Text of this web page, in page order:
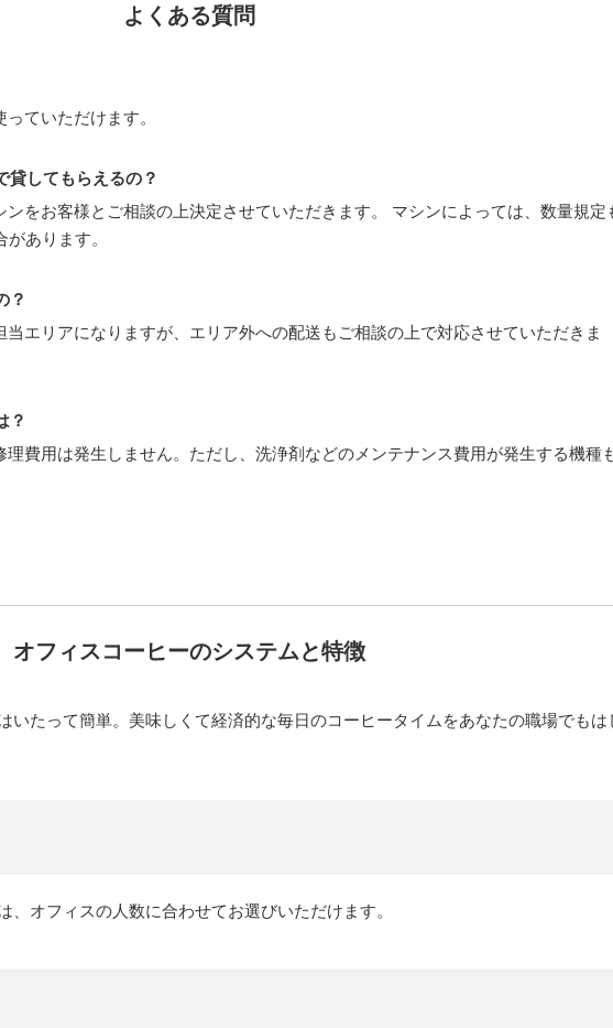
よくある質問
ていただけます。
貸してもらえるの？
をお客様とご相談の上決定させていただきます。 マシンによっては、数量規定
あります。
？
エリアになりますが、エリア外への配送もご相談の上で対応させていただきま
？
費用は発生しません。ただし、洗浄剤などのメンテナンス費用が発生する機種
オフィスコーヒーのシステムと特徴
いたって簡単。美味しくて経済的な毎日のコーヒータイムをあなたの職場でもは
、オフィスの人数に合わせてお選びいただけます。